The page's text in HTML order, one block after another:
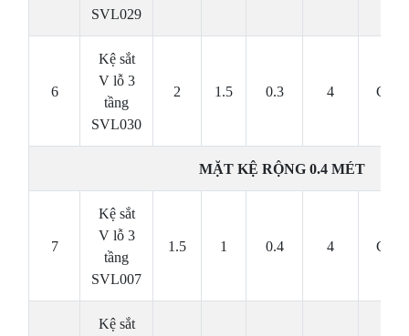
SVL029
6
Kệ sắt
V lỗ 3
tầng
SVL030
2 1.5 0.3 4 Cái
MẶT KỆ RỘNG 0.4 MÉT
7
Kệ sắt
V lỗ 3
tầng
SVL007
1.5 1 0.4 4 Cái
Kệ sắt